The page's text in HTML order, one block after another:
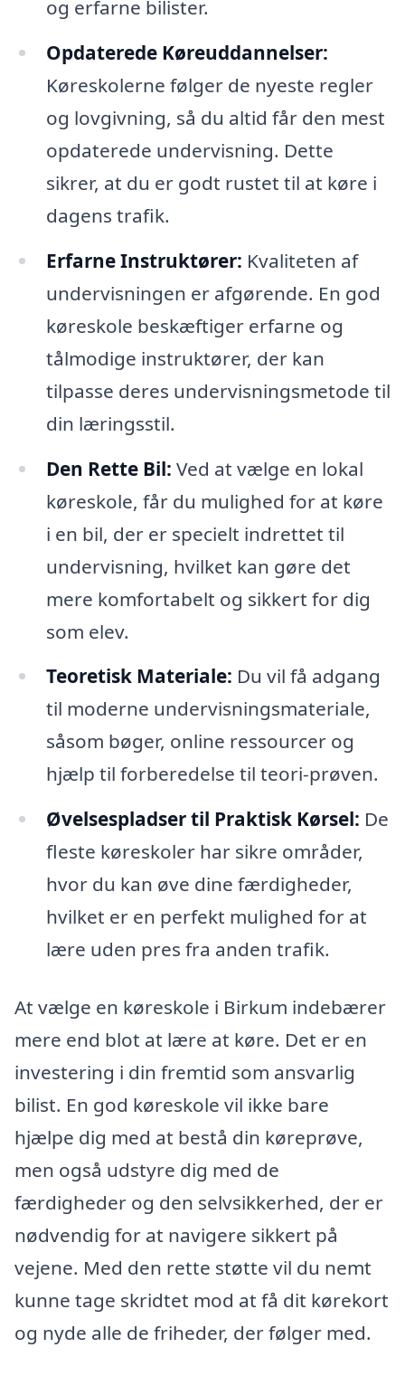
og erfarne bilister.
Opdaterede Køreuddannelser:
Køreskolerne følger de nyeste regler
og lovgivning, så du altid får den mest
opdaterede undervisning. Dette
sikrer, at du er godt rustet til at køre i
dagens trafik.
Erfarne Instruktører: Kvaliteten af
undervisningen er afgørende. En god
køreskole beskæftiger erfarne og
tålmodige instruktører, der kan
tilpasse deres undervisningsmetode til
din læringsstil.
Den Rette Bil: Ved at vælge en lokal
køreskole, får du mulighed for at køre
i en bil, der er specielt indrettet til
undervisning, hvilket kan gøre det
mere komfortabelt og sikkert for dig
som elev.
Teoretisk Materiale: Du vil få adgang
til moderne undervisningsmateriale,
såsom bøger, online ressourcer og
hjælp til forberedelse til teori-prøven.
Øvelsespladser til Praktisk Kørsel: De
fleste køreskoler har sikre områder,
hvor du kan øve dine færdigheder,
hvilket er en perfekt mulighed for at
lære uden pres fra anden trafik.
At vælge en køreskole i Birkum indebærer
mere end blot at lære at køre. Det er en
investering i din fremtid som ansvarlig
bilist. En god køreskole vil ikke bare
hjælpe dig med at bestå din køreprøve,
men også udstyre dig med de
færdigheder og den selvsikkerhed, der er
nødvendig for at navigere sikkert på
vejene. Med den rette støtte vil du nemt
kunne tage skridtet mod at få dit kørekort
og nyde alle de friheder, der følger med.